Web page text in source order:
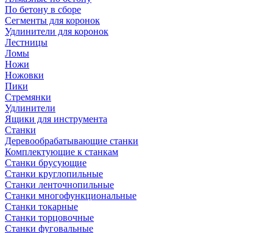
По бетону в сборе
Сегменты для коронок
Удлинители для коронок
Лестницы
Ломы
Ножи
Ножовки
Пики
Стремянки
Удлинители
Ящики для инструмента
Станки
Деревообрабатывающие станки
Комплектующие к станкам
Станки брусующие
Станки круглопильные
Станки ленточнопильные
Станки многофункциональные
Станки токарные
Станки торцовочные
Станки фуговальные